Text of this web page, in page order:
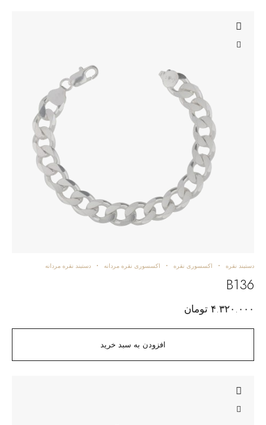
افزودن به سبد خرید
دستبند نقره اکسسوری نقره اکسسوری نقره مردانه دستبند نقره مردانه
B136
۴.۳۲۰.۰۰۰ تومان